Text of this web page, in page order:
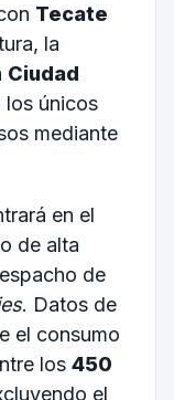
Tecate
la
Ciudad
únicos
mediante
en el
de alta
de
. Datos de
el consumo
los 450
el